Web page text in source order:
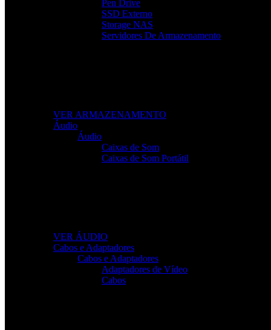
Pen Drive
SSD Externo
Storage NAS
Servidores De Armazenamento
VER ARMAZENAMENTO
Áudio
Áudio
Caixas de Som
Caixas de Som Portátil
VER ÁUDIO
Cabos e Adaptadores
Cabos e Adaptadores
Adaptadores de Vídeo
Cabos